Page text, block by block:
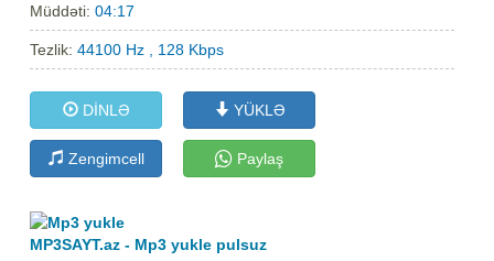
Müddəti:04:17
Tezlik:44100 Hz , 128 Kbps
DİNLƏ YÜKLƏ
Zengimcell Paylaş
MP3SAYT.az - Mp3 yukle pulsuz